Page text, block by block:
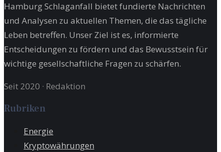
Hamburg Schlaganfall bietet fundierte Nachrichten
und Analysen zu aktuellen Themen, die das tägliche
Leben betreffen. Unser Ziel ist es, informierte
Entscheidungen zu fördern und das Bewusstsein für
wichtige gesellschaftliche Fragen zu schärfen.
Seit 2020 · Redaktion
Rubriken
Energie
Kryptowährungen